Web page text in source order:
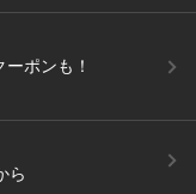
ポンも！
ら